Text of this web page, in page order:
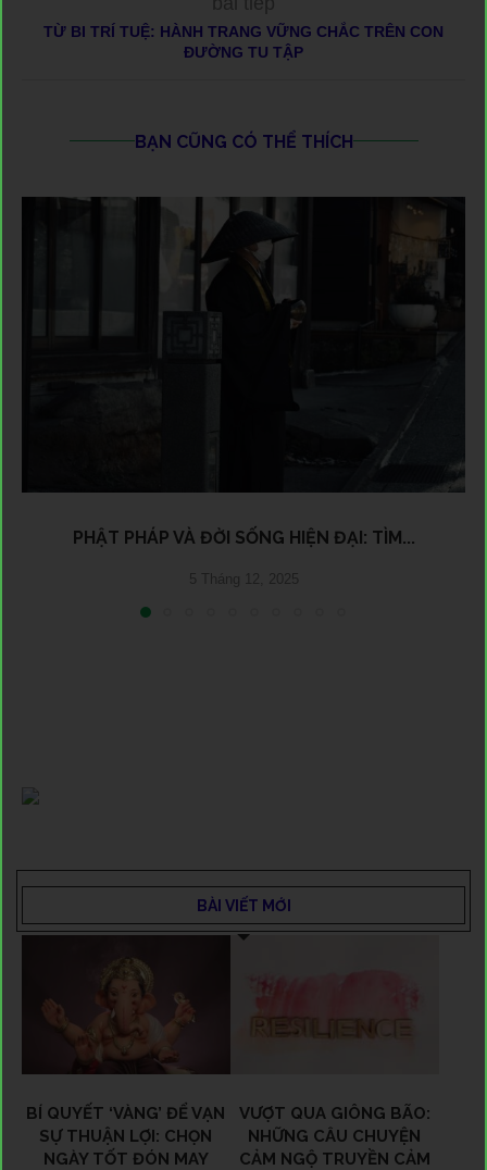
TỪ BI TRÍ TUỆ: HÀNH TRANG VỮNG CHẮC TRÊN CON
ĐƯỜNG TU TẬP
BẠN CŨNG CÓ THỂ THÍCH
PHẬT PHÁP VÀ ĐỜI SỐNG HIỆN ĐẠI: TÌM...
5 Tháng 12, 2025
BÀI VIẾT MỚI
BÍ QUYẾT ‘VÀNG’ ĐỂ VẠN
SỰ THUẬN LỢI: CHỌN
NGÀY TỐT ĐÓN MAY
VƯỢT QUA GIÔNG BÃO:
NHỮNG CÂU CHUYỆN
CẢM NGỘ TRUYỀN CẢM